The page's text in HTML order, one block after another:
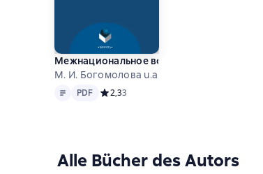
Межнациональное воспитание детей
М. И. Богомолова u.a.
Text PDF
PDF Средний рейтинг 2,3 на основе 3 оценок
2,33
Alle Bücher des Autors